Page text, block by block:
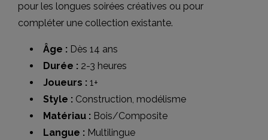
pour les longues soirées créatives ou pour
compléter une collection existante.
Âge : Dès 14 ans
Durée : 2-3 heures
Joueurs : 1+
Style : Construction, modélisme
Matériau : Bois/Composite
Langue : Multilingue